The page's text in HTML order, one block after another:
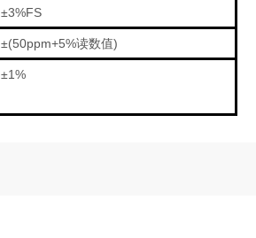
±3%FS
±(50ppm+5%读数值)
±1%